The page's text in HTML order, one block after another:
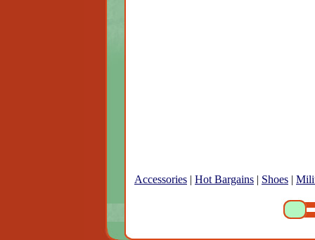
Accessories | Hot Bargains | Shoes |